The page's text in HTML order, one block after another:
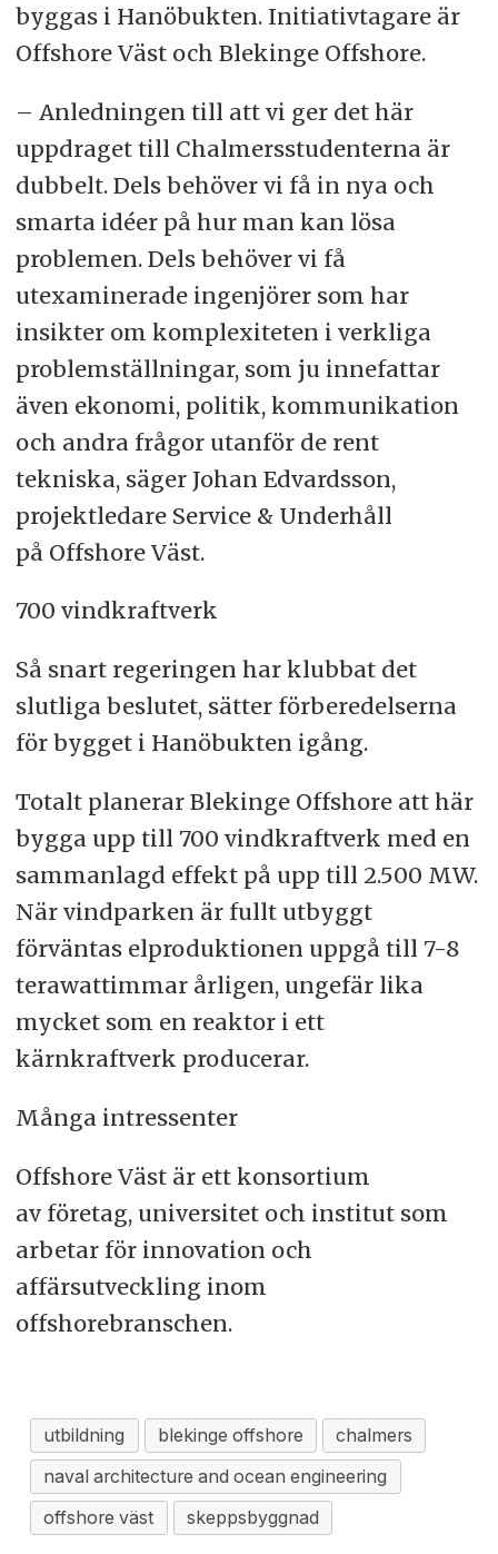
byggas i Hanöbukten. Initiativtagare är
Offshore Väst och Blekinge Offshore.
– Anledningen till att vi ger det här
uppdraget till Chalmersstudenterna är
dubbelt. Dels behöver vi få in nya och
smarta idéer på hur man kan lösa
problemen. Dels behöver vi få
utexaminerade ingenjörer som har
insikter om komplexiteten i verkliga
problemställningar, som ju innefattar
även ekonomi, politik, kommunikation
och andra frågor utanför de rent
tekniska, säger Johan Edvardsson,
projektledare Service & Underhåll
på Offshore Väst.
700 vindkraftverk
Så snart regeringen har klubbat det
slutliga beslutet, sätter förberedelserna
för bygget i Hanöbukten igång.
Totalt planerar Blekinge Offshore att här
bygga upp till 700 vindkraftverk med en
sammanlagd effekt på upp till 2.500 MW.
När vindparken är fullt utbyggt
förväntas elproduktionen uppgå till 7-8
terawattimmar årligen, ungefär lika
mycket som en reaktor i ett
kärnkraftverk producerar.
Många intressenter
Offshore Väst är ett konsortium
av företag, universitet och institut som
arbetar för innovation och
affärsutveckling inom
offshorebranschen.
utbildning blekinge offshore
chalmers
naval architecture and ocean engineering
offshore väst
skeppsbyggnad